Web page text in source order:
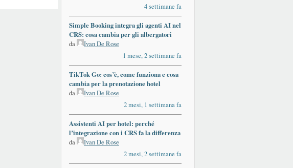
4 settimane fa
Simple Booking integra gli agenti AI nel
CRS: cosa cambia per gli albergatori
da
Ivan De Rose
1 mese, 2 settimane fa
TikTok Go: cos’è, come funziona e cosa
cambia per la prenotazione hotel
da
Ivan De Rose
2 mesi, 1 settimana fa
Assistenti AI per hotel: perché
l’integrazione con i CRS fa la differenza
da
Ivan De Rose
2 mesi, 2 settimane fa